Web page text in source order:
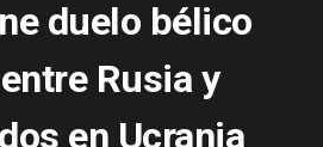
duelo bélico
Rusia y
en Ucrania